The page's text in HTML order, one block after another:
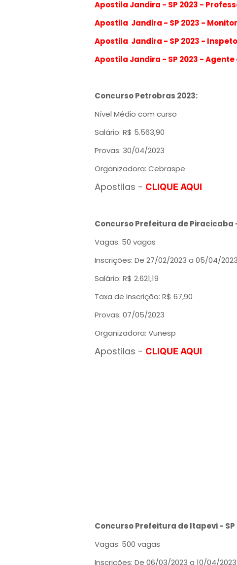
Apostila Jandira - SP 2023 -
Apostila Jandira - SP 2023 -
Apostila Jandira - SP 2023 -
Apostila Jandira - SP 2023 -
Concurso Petrobras 2023:
Nível Médio com curso
Salário: R$ 5.563,90
Provas: 30/04/2023
Organizadora: Cebraspe
Apostilas - CLIQUE AQUI
Concurso Prefeitura de Piracicaba -
Vagas: 50 vagas
Inscrições: De 27/02/2023 a 05/04/2023
Salário: R$ 2.621,19
Taxa de Inscrição: R$ 67,90
Provas: 07/05/2023
Organizadora: Vunesp
Apostilas - CLIQUE AQUI
Concurso Prefeitura de Itapevi - SP
Vagas: 500 vagas
Inscrições: De 06/03/2023 a 10/04/2023